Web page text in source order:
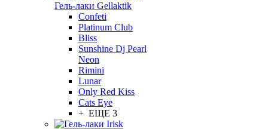
Гель-лаки Gellaktik
Confeti
Platinum Club
Bliss
Sunshine Dj Pearl
Neon
Rimini
Lunar
Only Red Kiss
Cats Eye
+ ЕЩЕ 3